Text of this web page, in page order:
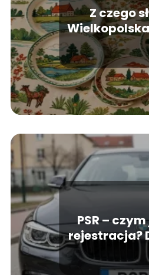
Z czego
największe
PSR –
rejestracja?
się, skąd
ten